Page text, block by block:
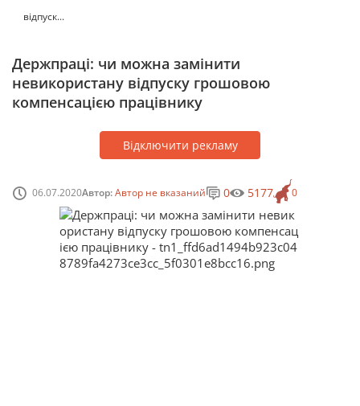
відпуск...
Держпраці: чи можна замінити
невикористану відпуску грошовою
компенсацією працівнику
Відключити рекламу
06.07.2020Автор:Автор не вказаний 0
0 5177